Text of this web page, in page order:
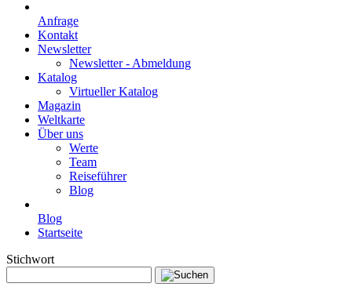
Anfrage
Kontakt
Newsletter
Newsletter - Abmeldung
Katalog
Virtueller Katalog
Magazin
Weltkarte
Über uns
Werte
Team
Reiseführer
Blog
Blog
Startseite
Stichwort